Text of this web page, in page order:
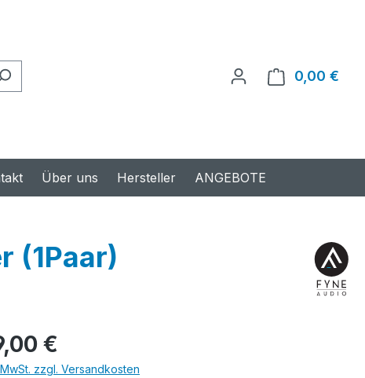
0,00 €
Über uns Hersteller ANGEBOTE
(1Paar)
€
zzgl. Versandkosten